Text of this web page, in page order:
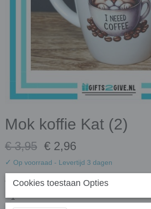
Mok koffie Kat (2)
€ 3,95 € 2,96
✓ Op voorraad - Levertijd 3 dagen
AantalCookies toestaan Opties